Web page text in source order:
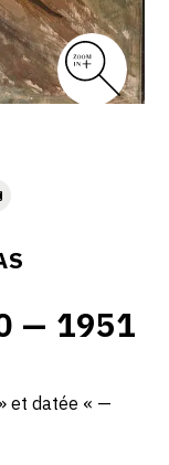
— 1951
et datée « —